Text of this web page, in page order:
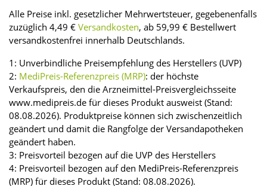
Alle Preise inkl. gesetzlicher Mehrwertsteuer, gegebenenfalls
zuzüglich 4,49 € Versandkosten, ab 59,99 € Bestellwert
versandkostenfrei innerhalb Deutschlands.
1: Unverbindliche Preisempfehlung des Herstellers (UVP)
2: MediPreis-Referenzpreis (MRP): der höchste
Verkaufspreis, den die Arzneimittel-Preisvergleichsseite
www.medipreis.de für dieses Produkt ausweist (Stand:
08.08.2026). Produktpreise können sich zwischenzeitlich
geändert und damit die Rangfolge der Versandapotheken
geändert haben.
3: Preisvorteil bezogen auf die UVP des Herstellers
4: Preisvorteil bezogen auf den MediPreis-Referenzpreis
(MRP) für dieses Produkt (Stand: 08.08.2026).